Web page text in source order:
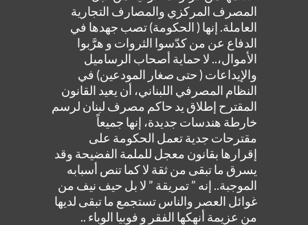
المصرف المركزي والمصارف التجارية
العاملة. إنها ( الحكومة) تصب جهدها في
الدفاع عن من كدّسوا الثروات و هرَّبوا
الأموال،.. لا حماية أصحاب الرساميل
والإيداعات ( حتى صغار المودعين) في
النظام المصرفي اللبناني، أن يعيد القانون
المقترح إطلاق يد حاكم مصرف لبنان لرسم
خارطة هندسات جديدة، إنها جميعاً
مقترحات جدية تعمل الحكومة على
إقرارها بقانون معجل للملمة الفضيحة وقد
يسرق ما تبقى من ثقة لا كما تنص أسبابه
الموجبة.. إنه ” تمريقة ” لا بل حيف نيف من
غوائل العصر والناس تستجمع ما تبقى لديها
من عزيمة أنهكها الفقر و فوبيا الوباء ..